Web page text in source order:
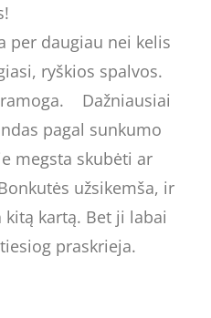
per daugiau nei kelis
ryškios spalvos.
Dažniausiai
pagal sunkumo
megsta skubėti ar
užsikemša, ir
kartą. Bet ji labai
praskrieja.